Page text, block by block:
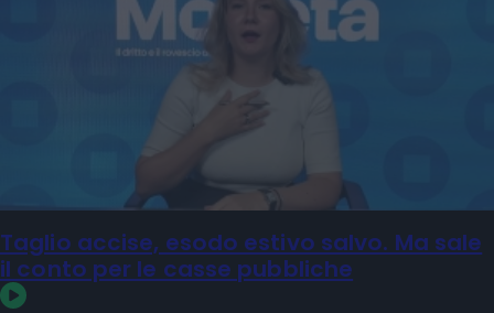
Taglio accise, esodo estivo salvo. Ma sale
il conto per le casse pubbliche